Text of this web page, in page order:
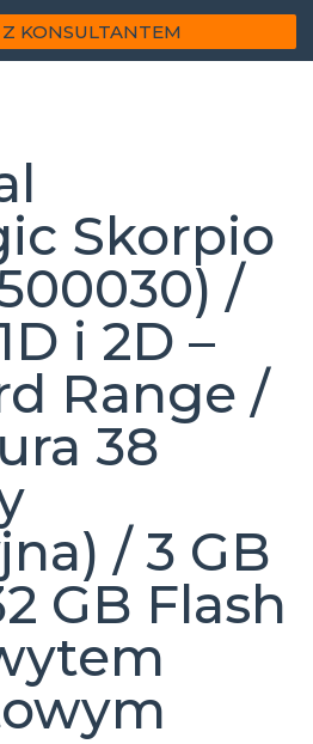
KONSULTANTEM
Skorpio
/
i 2D –
Range /
38
/ 3 GB
GB Flash